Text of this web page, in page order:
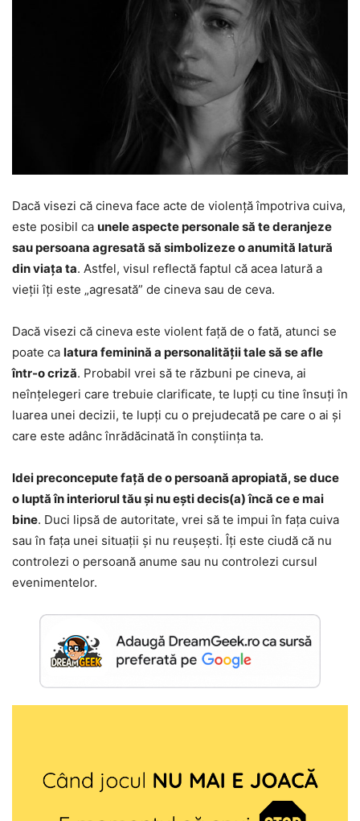
Dacă visezi că cineva face acte de violență împotriva cuiva,
este posibil ca unele aspecte personale să te deranjeze
sau persoana agresată să simbolizeze o anumită latură
din viața ta. Astfel, visul reflectă faptul că acea latură a
vieții îți este „agresată” de cineva sau de ceva.
Dacă visezi că cineva este violent față de o fată, atunci se
poate ca latura feminină a personalității tale să se afle
într-o criză. Probabil vrei să te răzbuni pe cineva, ai
neînțelegeri care trebuie clarificate, te lupți cu tine însuți în
luarea unei decizii, te lupți cu o prejudecată pe care o ai și
care este adânc înrădăcinată în conștiința ta.
Idei preconcepute față de o persoană apropiată, se duce
o luptă în interiorul tău și nu ești decis(a) încă ce e mai
bine. Duci lipsă de autoritate, vrei să te impui în fața cuiva
sau în fața unei situații și nu reușești. Îți este ciudă că nu
controlezi o persoană anume sau nu controlezi cursul
evenimentelor.